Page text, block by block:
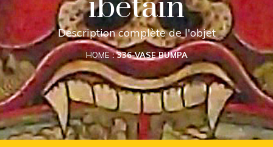
Description complète de l'objet
HOME 336-VASE BUMPA